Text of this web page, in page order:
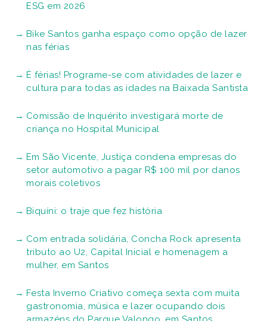
ESG em 2026
Bike Santos ganha espaço como opção de lazer
nas férias
É férias! Programe-se com atividades de lazer e
cultura para todas as idades na Baixada Santista
Comissão de Inquérito investigará morte de
criança no Hospital Municipal
Em São Vicente, Justiça condena empresas do
setor automotivo a pagar R$ 100 mil por danos
morais coletivos
Biquíni: o traje que fez história
Com entrada solidária, Concha Rock apresenta
tributo ao U2, Capital Inicial e homenagem a
mulher, em Santos
Festa Inverno Criativo começa sexta com muita
gastronomia, música e lazer ocupando dois